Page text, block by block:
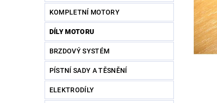
KOMPLETNÍ MOTORY
DÍLY MOTORU
BRZDOVÝ SYSTÉM
PÍSTNÍ SADY A TĚSNĚNÍ
ELEKTRODÍLY